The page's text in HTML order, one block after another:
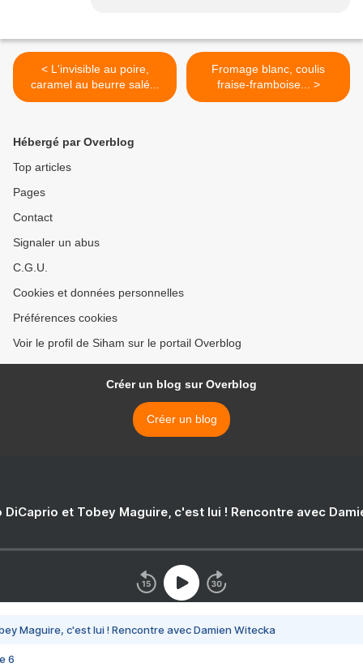
< L'invisible au poire,
caramel au beurre salé...
Fromage blanc, coulis
fraise-framboise... >
Hébergé par Overblog
Top articles
Pages
Contact
Signaler un abus
C.G.U.
Cookies et données personnelles
Préférences cookies
Voir le profil de Siham sur le portail Overblog
Créer un blog sur Overblog
Créer un blog
DiCaprio et Tobey Maguire, c'est lui ! Rencontre avec
Maguire, c'est lui ! Rencontre avec Damien Witecka
6